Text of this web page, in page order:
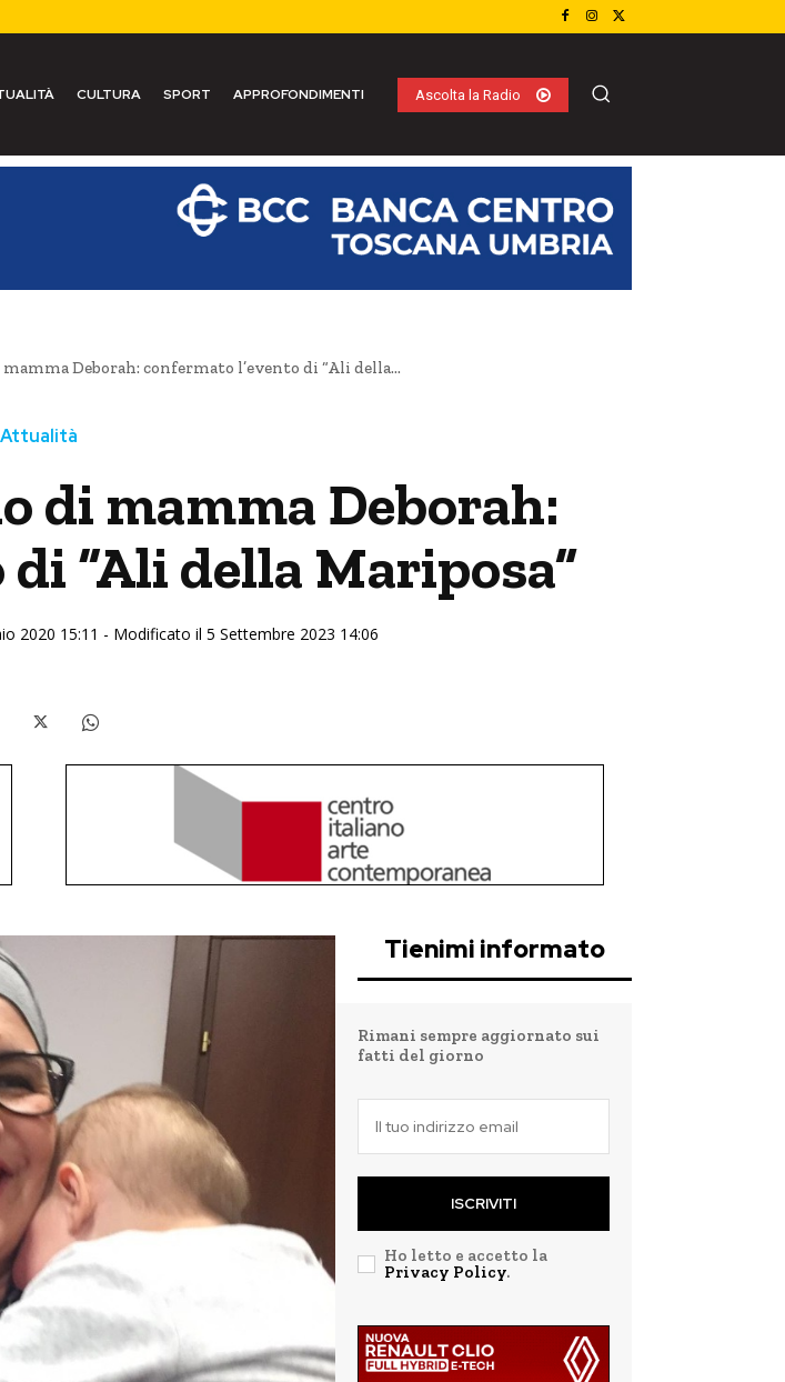
CULTURA SPORT APPROFONDIMENTI Ascolta la Radio
Deborah: confermato l’evento di “Ali della...
Attualità
di mamma Deborah:
“Ali della Mariposa”
2020 15:11 - Modificato il 5 Settembre 2023 14:06
Tienimi informato
Rimani sempre aggiornato sui
fatti del giorno
ISCRIVITI
Ho letto e accetto la
Privacy Policy.